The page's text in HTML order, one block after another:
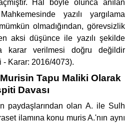
Hâl böyle olunca anılan
yazılı yargılama
olmadığından, görevsizlik
aksi düşünce ile yazılı şekilde
karar verilmesi doğru değildir
- Karar: 2016/4073).
Tapu Maliki Olarak
Davası
paydaşlarından olan A. ile Sulh
ilamına konu muris A.'nın aynı